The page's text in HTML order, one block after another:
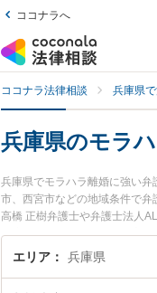
ココナラへ
ココナラ法律相談 兵庫県
兵庫県のモラ
兵庫県でモラハラ離婚に強い
市、西宮市などの地域条件で
高橋 正樹弁護士や弁護士法人
が注目されています。『兵庫
したい』『初回相談無料でモ
エリア 兵庫県